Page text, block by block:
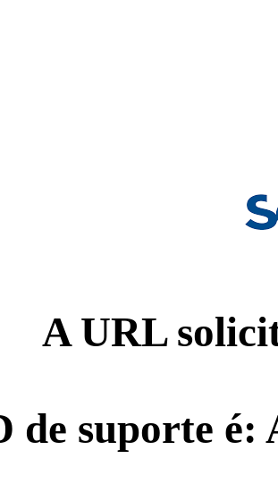
A URL
de suporte é: